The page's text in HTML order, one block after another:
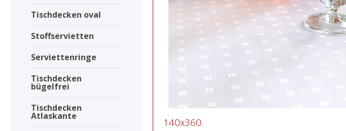
Tischdecken oval
Stoffservietten
Serviettenringe
Tischdecken
bügelfrei
Tischdecken
Atlaskante
140x360.